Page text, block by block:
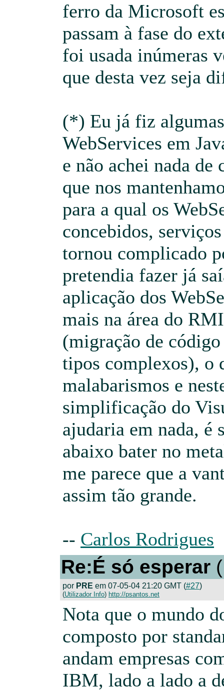
ferro da Microsoft
passam à fase do
foi usada inúmeras
que desta vez seja
(*) Eu já fiz
WebServices em
e não achei nada de
que nos
para a qual os
concebidos,
tornou complicado
pretendia fazer já
aplicação dos
mais na área do
(migração de código
tipos complexos), o
malabarismos e
simplificação do
ajudaria em nada, é
abaixo bater no
me parece que a
assim tão grande.
-- Carlos Rodrigues
Re:É só esperar
por PRE em 07-05-04 21:20 GMT (#27)
(Utilizador Info) http://psantos.net
Nota que o mundo
composto por
andam empresas
IBM, lado a lado a